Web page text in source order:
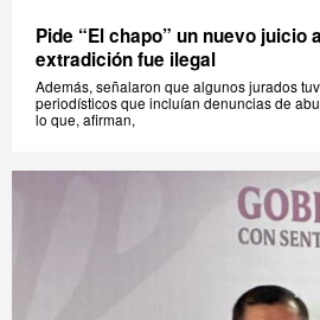
Pide “El chapo” un nuevo juicio
extradición fue ilegal
Además, señalaron que algunos jurados
periodísticos que incluían denuncias de
lo que, afirman,